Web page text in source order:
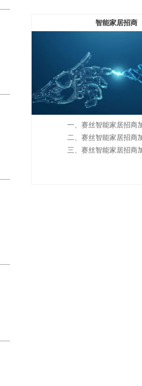
智能家居招商
一、赛丝智能家居招商
二、赛丝智能家居招商
三、赛丝智能家居招商